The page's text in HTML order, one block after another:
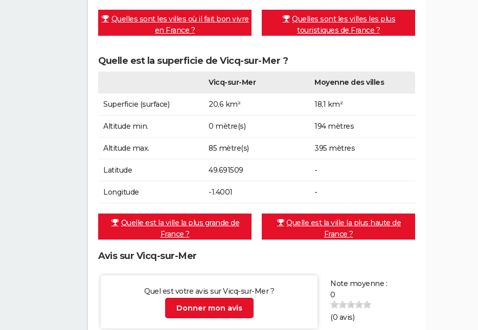
Quelles sont les villes où il fait bon vivre
en France ?
Quelles sont les villes les plus
touristiques de France ?
Quelle est la superficie de Vicq-sur-Mer ?
Vicq-sur-Mer Moyenne des villes
Superficie (surface) 20,6 km² 18,1 km²
Altitude min. 0 mètre(s) 194 mètres
Altitude max. 85 mètre(s) 395 mètres
Latitude 49.691509 -
Longitude -1.4001 -
Quelle est la ville la plus grande de
France ?
Quelle est la ville la plus haute de
France ?
Avis sur Vicq-sur-Mer
Quel est votre avis sur Vicq-sur-Mer ?
Donner mon avis
Note moyenne :
0
(0 avis)